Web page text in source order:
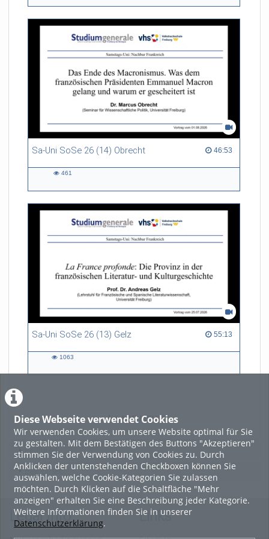
Diese Webseite verwendet Cookies
Wir verwenden Cookies, um unsere Website optimal für Sie
zu gestalten. Mit dem Bestätigen des Buttons "Akzeptieren"
stimmen Sie der Verwendung von Cookies zu. Durch
Anklicken der untenstehenden Checkboxen können Sie
auswählen, welche Cookie-Kategorien Sie zulassen
möchten. Durch Klicken auf die Schaltfläche "Mehr
anzeigen" erhalten Sie eine Beschreibung jeder Kategorie.
Weitere Informationen finden Sie in unserer
Datenschutzerklärung.
Sa-Uni SoSe 26 (14) Obrecht 46:53
46:53 duration
461
Sa-Uni SoSe 26 (13) Gelz 55:13
55:13 duration
1063
LADE MEHR
Featured
Beliebtheit
Legal Info Links